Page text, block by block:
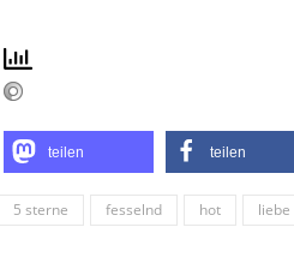
teilen teilen
5 sterne fesselnd hot liebe